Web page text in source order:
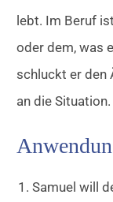
lebt. Im Beruf
oder dem, was
schluckt er den
an die Situation.
Samuel will